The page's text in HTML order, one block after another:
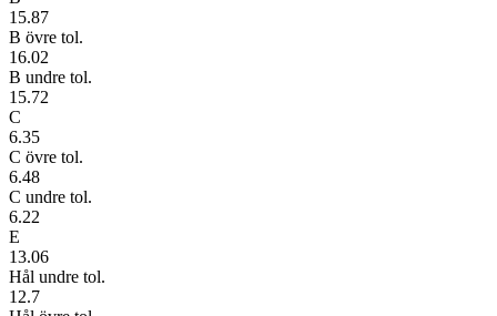
15.87
B övre tol.
16.02
B undre tol.
15.72
C
6.35
C övre tol.
6.48
C undre tol.
6.22
E
13.06
Hål undre tol.
12.7